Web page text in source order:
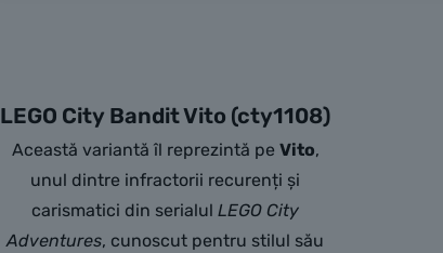
LEGO City Bandit Vito (cty1108)
Această variantă îl reprezintă pe Vito,
unul dintre infractorii recurenți și
carismatici din serialulLEGO City
Adventures, cunoscut pentru stilul său